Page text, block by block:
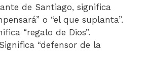
de Santiago, significa
o “el que suplanta”.
“regalo de Dios”.
“defensor de la